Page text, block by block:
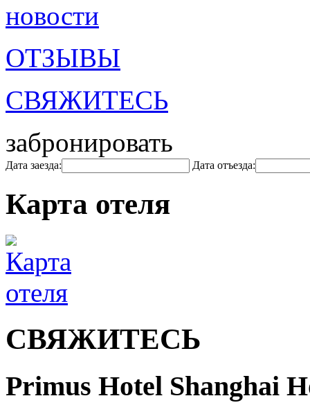
новости
ОТЗЫВЫ
СВЯЖИТЕСЬ
забронировать
Дата заезда: Дата отъезда:
Карта отеля
СВЯЖИТЕСЬ
Primus Hotel Shanghai